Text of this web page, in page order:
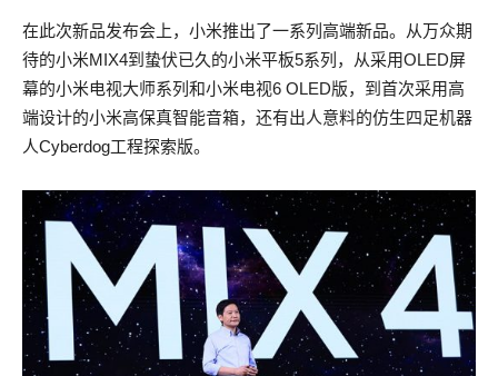
在此次新品发布会上，小米推出了一系列高端新品。从万众期
待的小米MIX4到蛰伏已久的小米平板5系列，从采用OLED屏
幕的小米电视大师系列和小米电视6 OLED版，到首次采用高
端设计的小米高保真智能音箱，还有出人意料的仿生四足机器
人Cyberdog工程探索版。